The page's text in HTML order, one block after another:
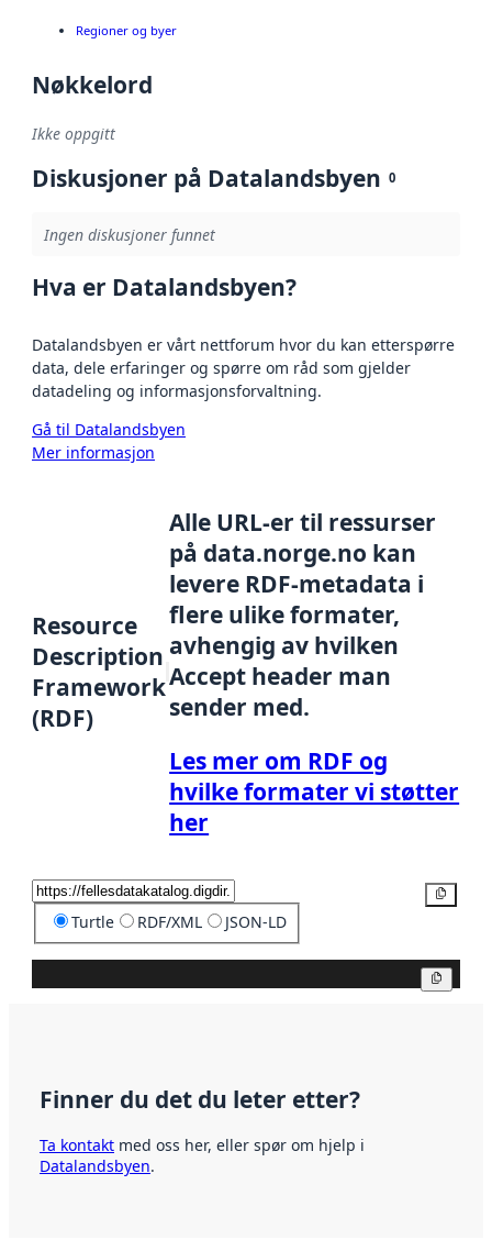
Regioner og byer
Nøkkelord
Ikke oppgitt
Diskusjoner på Datalandsbyen 0
Ingen diskusjoner funnet
Hva er Datalandsbyen?
Datalandsbyen er vårt nettforum hvor du kan etterspørre
data, dele erfaringer og spørre om råd som gjelder
datadeling og informasjonsforvaltning.
Gå til Datalandsbyen
Mer informasjon
Resource
Description
Framework
(RDF)
Alle URL-er til ressurser
på data.norge.no kan
levere RDF-metadata i
flere ulike formater,
avhengig av hvilken
Accept header man
sender med.
Les mer om RDF og
hvilke formater vi støtter
her
Turtle RDF/XML JSON-LD
Finner du det du leter etter?
Ta kontakt med oss her, eller spør om hjelp i
Datalandsbyen.